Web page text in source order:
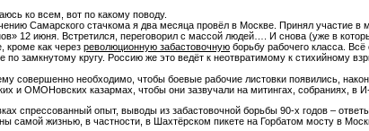
ко всем, вот по какому поводу.
Самарского стачкома я два месяца провёл в Москве. Принял участие
12 июня. Встретился, переговорил с массой людей…. И снова (уже в
кроме как через революционную забастовочную борьбу рабочего класса.
по замкнутому кругу. Россию же это ведёт к неотвратимому к стихийному
совершенно необходимо, чтобы боевые рабочие листовки появились,
и ОМОНовских казармах, чтобы они зазвучали на митингах, собраниях, в
спрессованный опыт, выводы из забастовочной борьбы 90-х годов –
самой жизнью, в частности, в Шахтёрском пикете на Горбатом мосту в